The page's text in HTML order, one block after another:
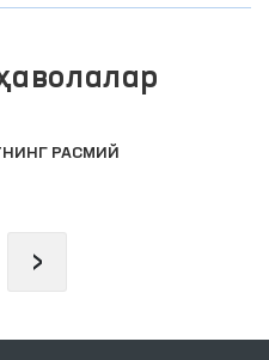
РАСМИЙ
›